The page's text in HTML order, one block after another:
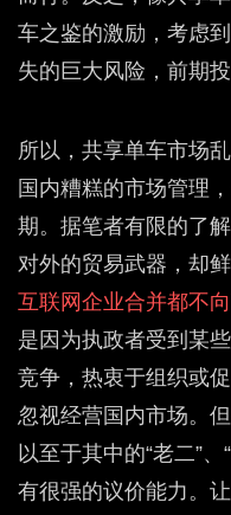
车之鉴的激励，考虑
失的巨大风险，前期
所以，共享单车市场
国内糟糕的市场管理
期。据笔者有限的了
对外的贸易武器，却
互联网企业合并都不
是因为执政者受到某
竞争，热衷于组织或
忽视经营国内市场。
以至于其中的“老二”
有很强的议价能力。